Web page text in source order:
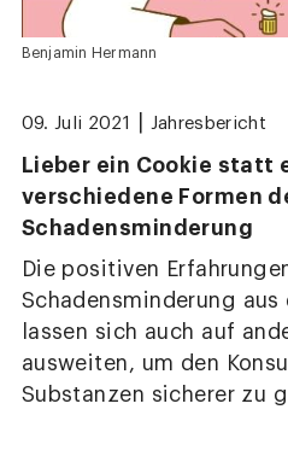
Benjamin Hermann
09. Juli 2021 Jahresbericht
Lieber ein Cookie statt
verschiedene Formen
Schadensminderung
Die positiven
Schadensminderung
lassen sich auch auf
ausweiten, um den
Substanzen sicherer zu